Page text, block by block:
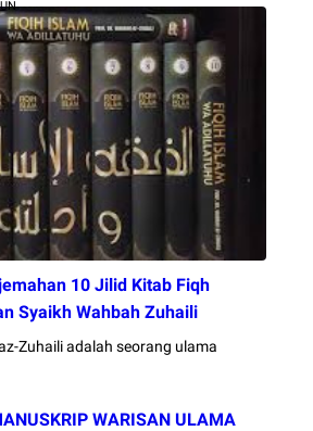
10 Jilid Kitab Fiqh
Syaikh Wahbah Zuhaili
Zuhaili adalah seorang ulama
WARISAN ULAMA